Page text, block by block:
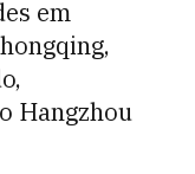
em
Hangzhou